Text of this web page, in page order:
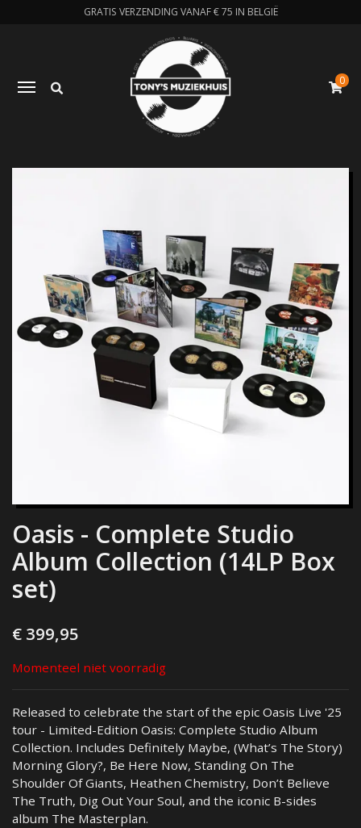
GRATIS VERZENDING VANAF € 75 IN BELGIË
Toggle navigation 0
Oasis - Complete Studio
Album Collection (14LP Box
set)
€ 399,95
Momenteel niet voorradig
Released to celebrate the start of the epic Oasis Live '25
tour - Limited-Edition Oasis: Complete Studio Album
Collection. Includes Definitely Maybe, (What’s The Story)
Morning Glory?, Be Here Now, Standing On The
Shoulder Of Giants, Heathen Chemistry, Don’t Believe
The Truth, Dig Out Your Soul, and the iconic B-sides
album The Masterplan.